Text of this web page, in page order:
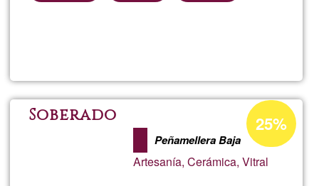
JOSE
LUIS
Soberado
Peñamellera Baja
Artesanía, Cerámica, Vitral
Porcentaje
de
aceptación
de
25%